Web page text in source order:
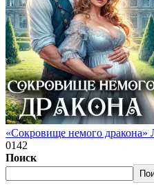
«Сокровище немого дракона»
0142
Поиск